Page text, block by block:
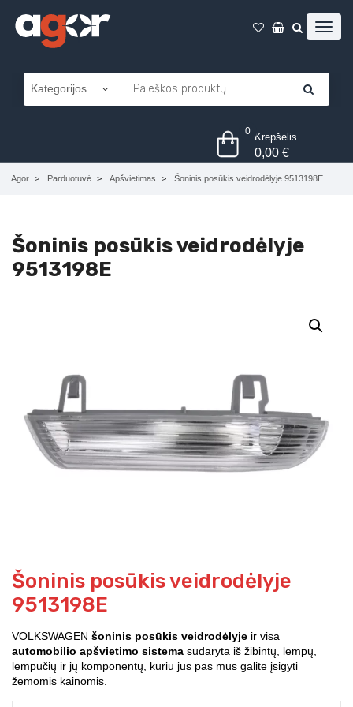
0 Krepšelis
0,00€
Agor Parduotuvė Apšvietimas Šoninis posūkis veidrodėlyje 9513198E
Šoninis posūkis veidrodėlyje
9513198E
Šoninis posūkis veidrodėlyje
9513198E
VOLKSWAGEN šoninis posūkis veidrodėlyje ir visa
automobilio apšvietimo sistema sudaryta iš žibintų, lempų,
lempučių ir jų komponentų, kuriu jus pas mus galite įsigyti
žemomis kainomis.